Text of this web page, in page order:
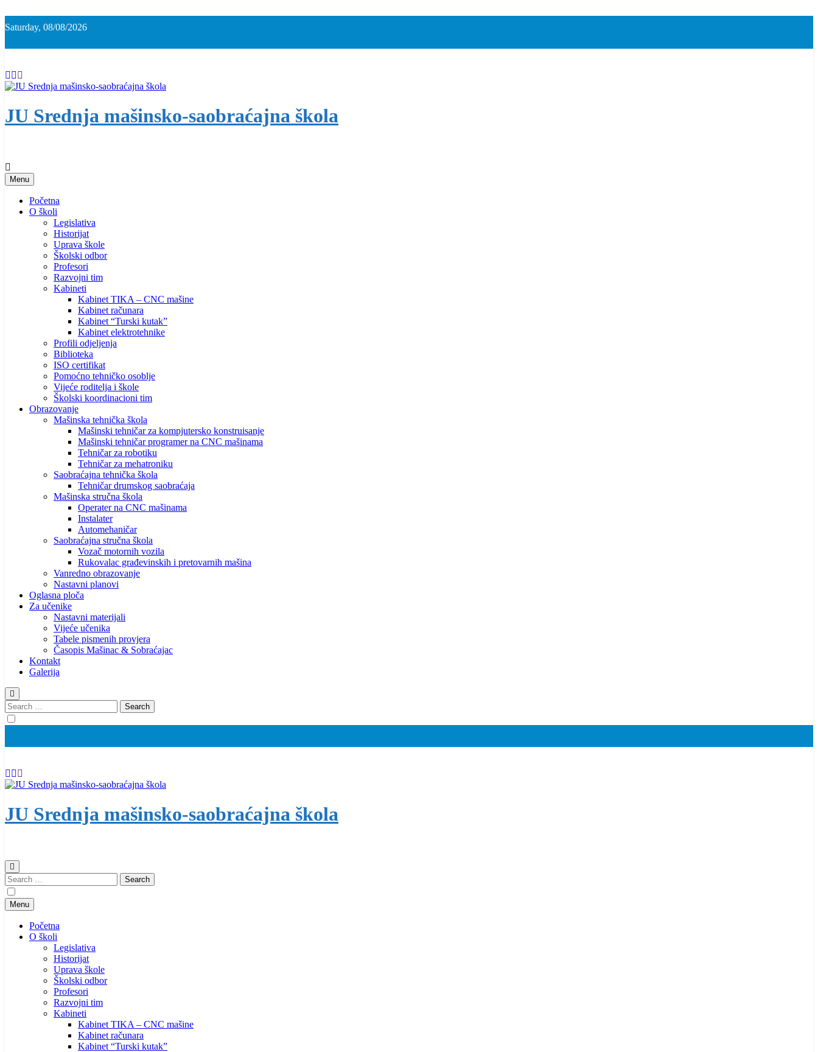
content
Saturday, 08/08/2026
JU Srednja mašinsko-saobraćajna škola
Menu
Početna
O školi
Legislativa
Historijat
Uprava škole
Školski odbor
Profesori
Razvojni tim
Kabineti
Kabinet TIKA – CNC mašine
Kabinet računara
Kabinet “Turski kutak”
Kabinet elektrotehnike
Profili odjeljenja
Biblioteka
ISO certifikat
Pomoćno tehničko osoblje
Vijeće roditelja i škole
Školski koordinacioni tim
Obrazovanje
Mašinska tehnička škola
Mašinski tehničar za kompjutersko konstruisanje
Mašinski tehničar programer na CNC mašinama
Tehničar za robotiku
Tehničar za mehatroniku
Saobraćajna tehnička škola
Tehničar drumskog saobraćaja
Mašinska stručna škola
Operater na CNC mašinama
Instalater
Automehaničar
Saobraćajna stručna škola
Vozač motornih vozila
Rukovalac građevinskih i pretovarnih mašina
Vanredno obrazovanje
Nastavni planovi
Oglasna ploča
Za učenike
Nastavni materijali
Vijeće učenika
Tabele pismenih provjera
Časopis Mašinac & Sobraćajac
Kontakt
Galerija
Search
for:
JU Srednja mašinsko-saobraćajna škola
Search
for:
Menu
Početna
O školi
Legislativa
Historijat
Uprava škole
Školski odbor
Profesori
Razvojni tim
Kabineti
Kabinet TIKA – CNC mašine
Kabinet računara
Kabinet “Turski kutak”